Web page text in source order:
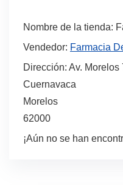
Nombre de la tienda:
Vendedor: Farmacia
Dirección: Av. Morelos
Cuernavaca
Morelos
62000
¡Aún no se han